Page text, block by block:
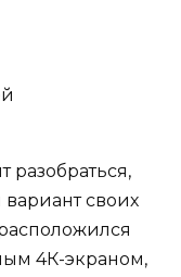
разобраться,
своих
4К-экраном,